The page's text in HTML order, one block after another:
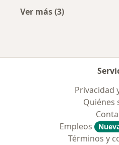
Ver más (3)
Privacidad
Quiénes
Empleos
Términos y